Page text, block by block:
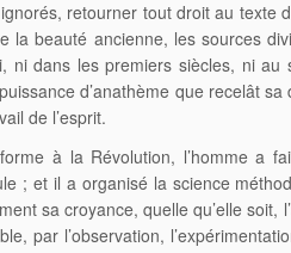
retourner tout droit au texte
beauté ancienne, les sources
ni dans les premiers siècles, ni
d’anathème que recelât
de l’esprit.
à la Révolution, l’homme a
; et il a organisé la science
sa croyance, quelle qu’elle
par l’observation,